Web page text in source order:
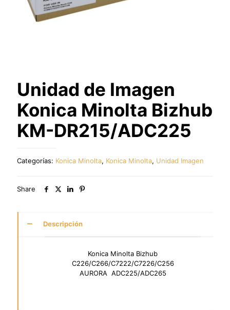
Unidad de Imagen
Konica Minolta Bizhub
KM-DR215/ADC225
Categorías: Konica Minolta, Konica Minolta, Unidad Imagen
Share
Descripción
Konica Minolta Bizhub
C226/C266/C7222/C7226/C256
AURORA ADC225/ADC265